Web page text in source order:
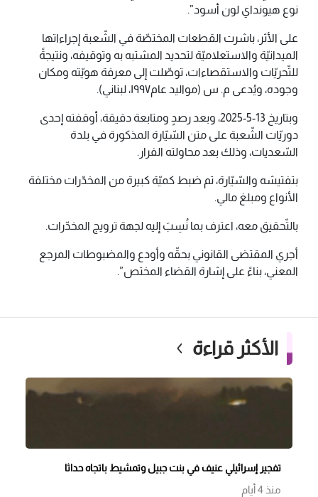
نوع هيونداي لون أسود”.
على الأثر، باشرت القطعات المختصّة في الشّعبة إجراءاتها
الميدانيّة والاستعلاميّة لتحديد المشتبه به وتوقيفه، ونتيجةً
للتّحريّات والاستقصاءات، توصّلت إلى معرفة هويّته ومكان
وجوده، ويُدعى م. س (مواليد عام۱۹۹۷، لبناني).
وبتاريخ 13-5-2025، وبعد رصدٍ ومتابعة دقيقة، أوقفته إحدى
دوريّات الشّعبة على متن السّيّارة المذكورة في بلدة
السّعديات، وذلك بعد محاولته الفرار.
بتفتيشه والسّيّارة، تم ضبط كميّة كبيرة من المخدّرات مختلفة
الأنواع ومبلغ مالي.
بالتّحقيق معه، اعترف بما نُسِبَ إليه لجهة ترويج المخدّرات.
أجري المقتضى القانوني بحقّه وأودع والمضبوطات المرجع
المعني، بناءً على إشارة القضاء المختص”.
الأكثر قراءة
تفجير إسرائيلي عنيف في بنت جبيل وتمشيط باتجاه حداثا
منذ 4 أيام